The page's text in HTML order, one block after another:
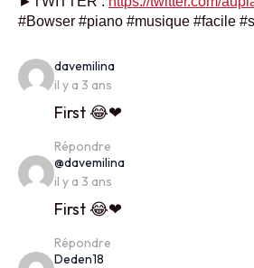
#Bowser #piano #musique #facile
davemilinasays:
il y a 3 ans
First 😂❤
Répondre
@davemilinasays:
il y a 3 ans
First 😂❤
Répondre
Deden18